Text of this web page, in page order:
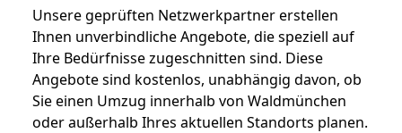
Unsere geprüften Netzwerkpartner erstellen
Ihnen unverbindliche Angebote, die speziell auf
Ihre Bedürfnisse zugeschnitten sind. Diese
Angebote sind kostenlos, unabhängig davon, ob
Sie einen Umzug innerhalb von Waldmünchen
oder außerhalb Ihres aktuellen Standorts planen.